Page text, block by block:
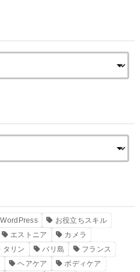
WordPress
お役立ちスキル
エストニア
カメラ
タリン バリ島
フランス
ヘアケア ボディケア